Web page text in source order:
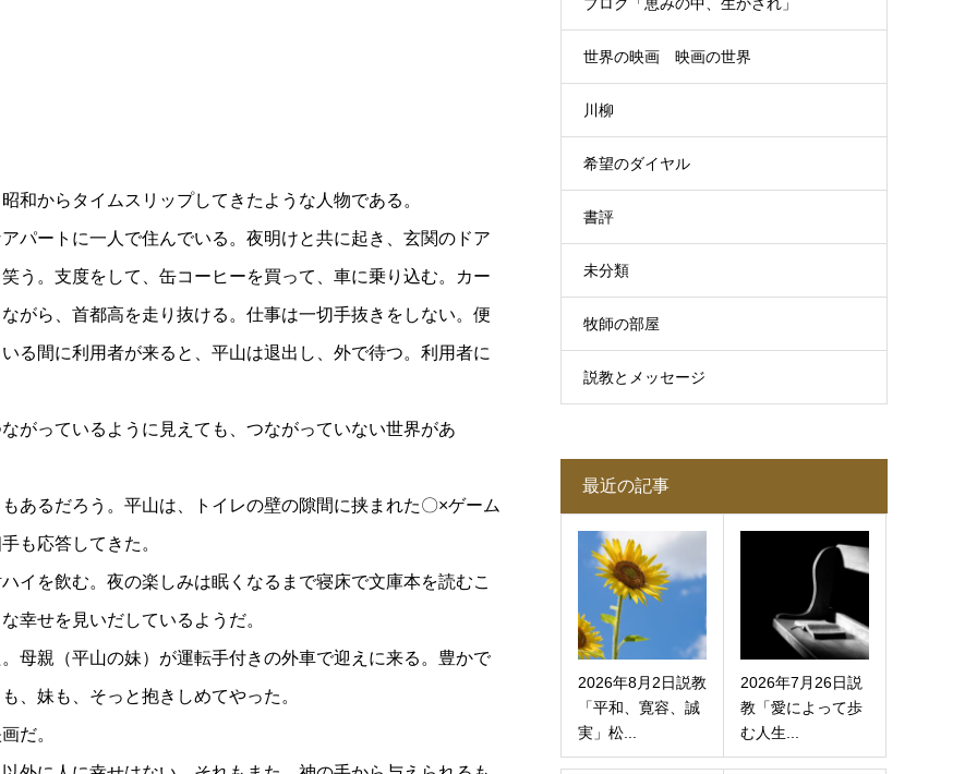
からタイムスリップしてきたような人物である。
ートに一人で住んでいる。夜明けと共に起き、玄関のドア
う。支度をして、缶コーヒーを買って、車に乗り込む。カー
がら、首都高を走り抜ける。仕事は一切手抜きをしない。便
る間に利用者が来ると、平山は退出し、外で待つ。利用者に
っているように見えても、つながっていない世界があ
あるだろう。平山は、トイレの壁の隙間に挟まれた〇×ゲーム
も応答してきた。
イを飲む。夜の楽しみは眠くなるまで寝床で文庫本を読むこ
幸せを見いだしているようだ。
母親（平山の妹）が運転手付きの外車で迎えに来る。豊かで
、妹も、そっと抱きしめてやった。
だ。
世界の映画 映画の世界
川柳
希望のダイヤル
書評
未分類
牧師の部屋
説教とメッセージ
最近の記事
2026年8月2日説教
「平和、寛容、誠
実」松...
2026年7月26日説
教「愛によって歩
む人生...